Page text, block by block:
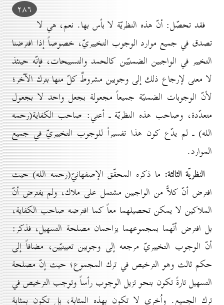
۲۸٦
فقد تحصّل: أنّ هذه النظريّة لا بأس بها. نعم، هي لا
تصدق في جميع موارد الوجوب التخييريّ، خصوصاً إذا افترضنا
التخيير في الواجبين الضمنيّين كالحمد والتسبيحات، فإنّه حينئذ
لا معنى لإرجاع ذلك إلى وجوبين مشروطٌ كلّ منها بترك الآخر؛
لأنّ الوجوبات الضمنيّة جميعاً مجعولة بجعل واحد لا بجعول
متعدّدة، وصاحب هذه النظريّة ـ أعني: صاحب الكفاية(رحمه
الله) ـ لم يدّع كون هذا تفسيراً للوجوب التخييريّ في جميع
الموارد.
النظريّة الثالثة: ما ذكره المحقّق الإصفهانيّ(رحمه الله) حيث
افترض أنّ كلاًّ من الواجبين مشتمل على ملاك، ولم يفترض أنّ
الملاكين لا يمكن تحصيلهما معاً كما افترضه صاحب الكفاية،
بل افترض أنّهما بمجموعهما يزاحمان مصلحة التسهيل، فذكر:
أنّ الوجوب التخييريّ مرجعه إلى وجوبين تعيينيّين، مضافاً إلى
حكم ثالث وهو الترخيص في ترك المجموع؛ حيث إنّ مصلحة
التسهيل تارةً تكون بنحو تزيل الوجوب رأساً وتوجب الترخيص في
ترك الجميع. واُخرى لا تكون بهذه المثابة، بل تكون بمثابة